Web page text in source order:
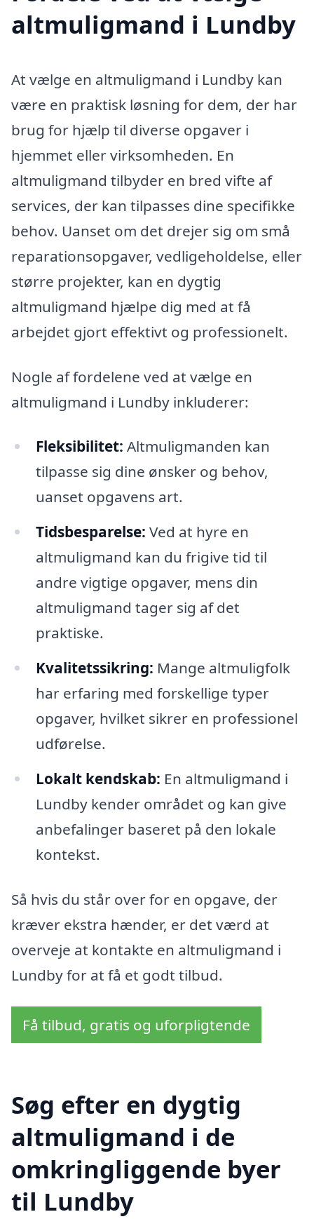
altmuligmand i Lundby
At vælge en altmuligmand i Lundby kan
være en praktisk løsning for dem, der har
brug for hjælp til diverse opgaver i
hjemmet eller virksomheden. En
altmuligmand tilbyder en bred vifte af
services, der kan tilpasses dine specifikke
behov. Uanset om det drejer sig om små
reparationsopgaver, vedligeholdelse, eller
større projekter, kan en dygtig
altmuligmand hjælpe dig med at få
arbejdet gjort effektivt og professionelt.
Nogle af fordelene ved at vælge en
altmuligmand i Lundby inkluderer:
Fleksibilitet: Altmuligmanden kan
tilpasse sig dine ønsker og behov,
uanset opgavens art.
Tidsbesparelse: Ved at hyre en
altmuligmand kan du frigive tid til
andre vigtige opgaver, mens din
altmuligmand tager sig af det
praktiske.
Kvalitetssikring: Mange altmuligfolk
har erfaring med forskellige typer
opgaver, hvilket sikrer en professionel
udførelse.
Lokalt kendskab: En altmuligmand i
Lundby kender området og kan give
anbefalinger baseret på den lokale
kontekst.
Så hvis du står over for en opgave, der
kræver ekstra hænder, er det værd at
overveje at kontakte en altmuligmand i
Lundby for at få et godt tilbud.
Få tilbud, gratis og uforpligtende
Søg efter en dygtig
altmuligmand i de
omkringliggende byer
til Lundby